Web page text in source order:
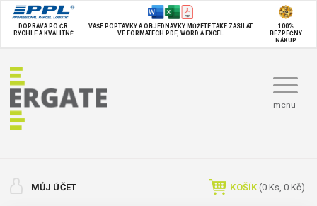
DOPRAVA PO ČR
RYCHLE A KVALITNĚ
VAŠE POPTÁVKY A OBJEDNÁVKY MŮŽETE TAKÉ ZASÍLAT
VE FORMÁTECH PDF, WORD A EXCEL
100%
BEZPEČNÝ
NÁKUP
menu
MŮJ ÚČET KOŠÍK (0 Ks, 0 Kč)